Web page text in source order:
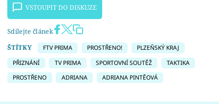
VSTOUPIT DO DISKUZE
Sdílejte článek
ŠTÍTKY
FTV PRIMA PROSTŘENO!
PLZEŇSKÝ KRAJ
PŘIZNÁNÍ
TV PRIMA SPORTOVNÍ SOUTĚŽ
TAKTIKA
PROSTŘENO
ADRIANA ADRIANA PINTĚOVÁ